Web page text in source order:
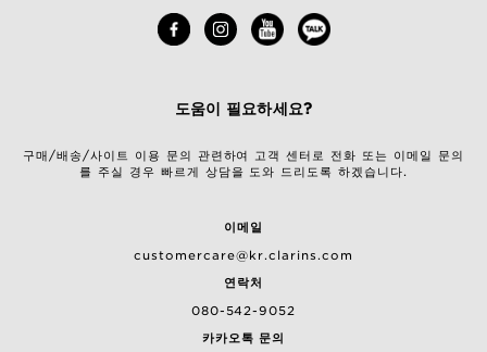
도움이 필요하세요?
구매/배송/사이트 이용 문의 관련하여 고객 센터로 전화 또는 이메일 문의
를 주실 경우 빠르게 상담을 도와 드리도록 하겠습니다.
이메일
customercare@kr.clarins.com
연락처
080-542-9052
카카오톡 문의